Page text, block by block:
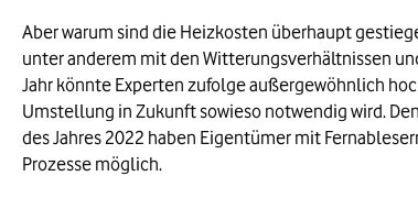
Aber warum sind die Heizkosten überhaupt
unter anderem mit den Witterungsverhältnissen
Jahr könnte Experten zufolge außergewöhnlich
Umstellung in Zukunft sowieso notwendig wird.
des Jahres 2022 haben Eigentümer mit
Prozesse möglich.